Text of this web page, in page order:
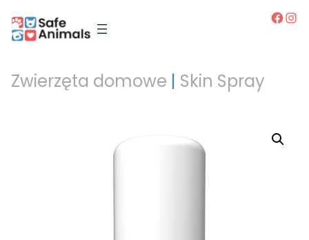
Zwierzęta domowe | Skin Spray